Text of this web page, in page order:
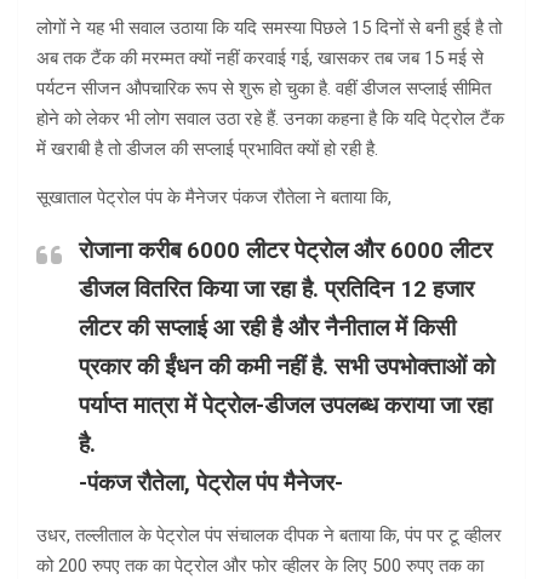
लोगों ने यह भी सवाल उठाया कि यदि समस्या पिछले 15 दिनों से बनी हुई है तो
अब तक टैंक की मरम्मत क्यों नहीं करवाई गई, खासकर तब जब 15 मई से
पर्यटन सीजन औपचारिक रूप से शुरू हो चुका है. वहीं डीजल सप्लाई सीमित
होने को लेकर भी लोग सवाल उठा रहे हैं. उनका कहना है कि यदि पेट्रोल टैंक
में खराबी है तो डीजल की सप्लाई प्रभावित क्यों हो रही है.
सूखाताल पेट्रोल पंप के मैनेजर पंकज रौतेला ने बताया कि,
रोजाना करीब 6000 लीटर पेट्रोल और 6000 लीटर
डीजल वितरित किया जा रहा है. प्रतिदिन 12 हजार
लीटर की सप्लाई आ रही है और नैनीताल में किसी
प्रकार की ईंधन की कमी नहीं है. सभी उपभोक्ताओं को
पर्याप्त मात्रा में पेट्रोल-डीजल उपलब्ध कराया जा रहा
है.
-पंकज रौतेला, पेट्रोल पंप मैनेजर-
उधर, तल्लीताल के पेट्रोल पंप संचालक दीपक ने बताया कि, पंप पर टू व्हीलर
को 200 रुपए तक का पेट्रोल और फोर व्हीलर के लिए 500 रुपए तक का